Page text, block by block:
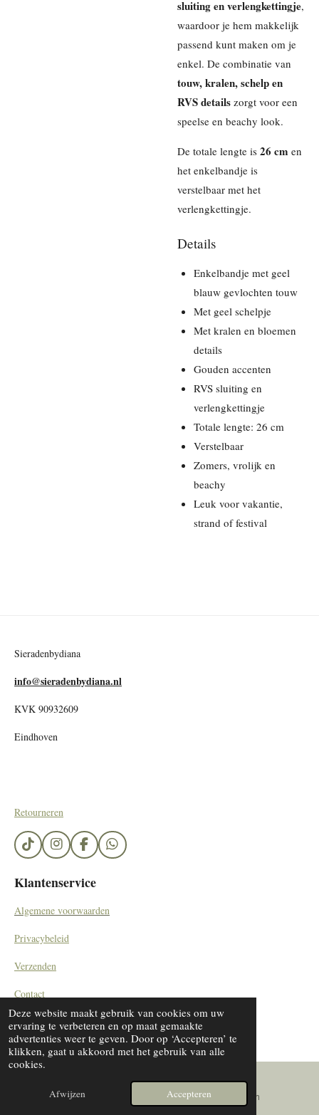
Deze website maakt gebruik van cookies om uw
ervaring te verbeteren en op maat gemaakte
advertenties weer te geven. Door op ‘Accepteren’ te
klikken, gaat u akkoord met het gebruik van alle
cookies.
Afwijzen Accepteren
sluiting en verlengkettingje,
waardoor je hem makkelijk
passend kunt maken om je
enkel. De combinatie van
touw, kralen, schelp en
RVS details zorgt voor een
speelse en beachy look.
De totale lengte is 26 cm en
het enkelbandje is
verstelbaar met het
verlengkettingje.
Details
Enkelbandje met geel
blauw gevlochten touw
Met geel schelpje
Met kralen en bloemen
details
Gouden accenten
RVS sluiting en
verlengkettingje
Totale lengte: 26 cm
Verstelbaar
Zomers, vrolijk en
beachy
Leuk voor vakantie,
strand of festival
Sieradenbydiana
info@sieradenbydiana.nl
KVK 90932609
Eindhoven
Retourneren
T
i
T
k
I
n
t
g
a
F
a
c
e
o
W
h
Klantenservice
Algemene voorwaarden
Privacybeleid
Verzenden
Contact
© 2023 - 2024 SieradenByDiana/ by Kemerinkdesign
E-mailadres Instagram